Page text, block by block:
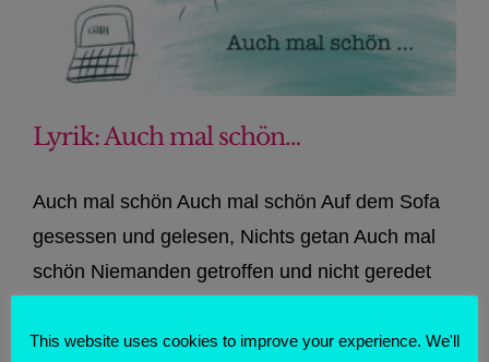
Lyrik: Auch mal schön…
Auch mal schön Auch mal schön Auf dem Sofa
gesessen und gelesen, Nichts getan Auch mal
schön Niemanden getroffen und nicht geredet
ne Runde am See spaziert Auch mal schön
This website uses cookies to improve your experience. We'll